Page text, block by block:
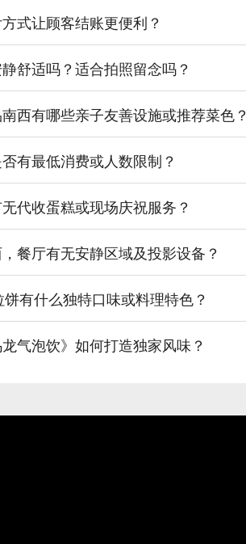
式让顾客结账更便利？
舒适吗？适合拍照留念吗？
西有哪些亲子友善设施或推荐菜色？
有最低消费或人数限制？
代收蛋糕或现场庆祝服务？
餐厅有无安静区域及投影设备？
有什么独特口味或料理特色？
气泡饮》如何打造独家风味？